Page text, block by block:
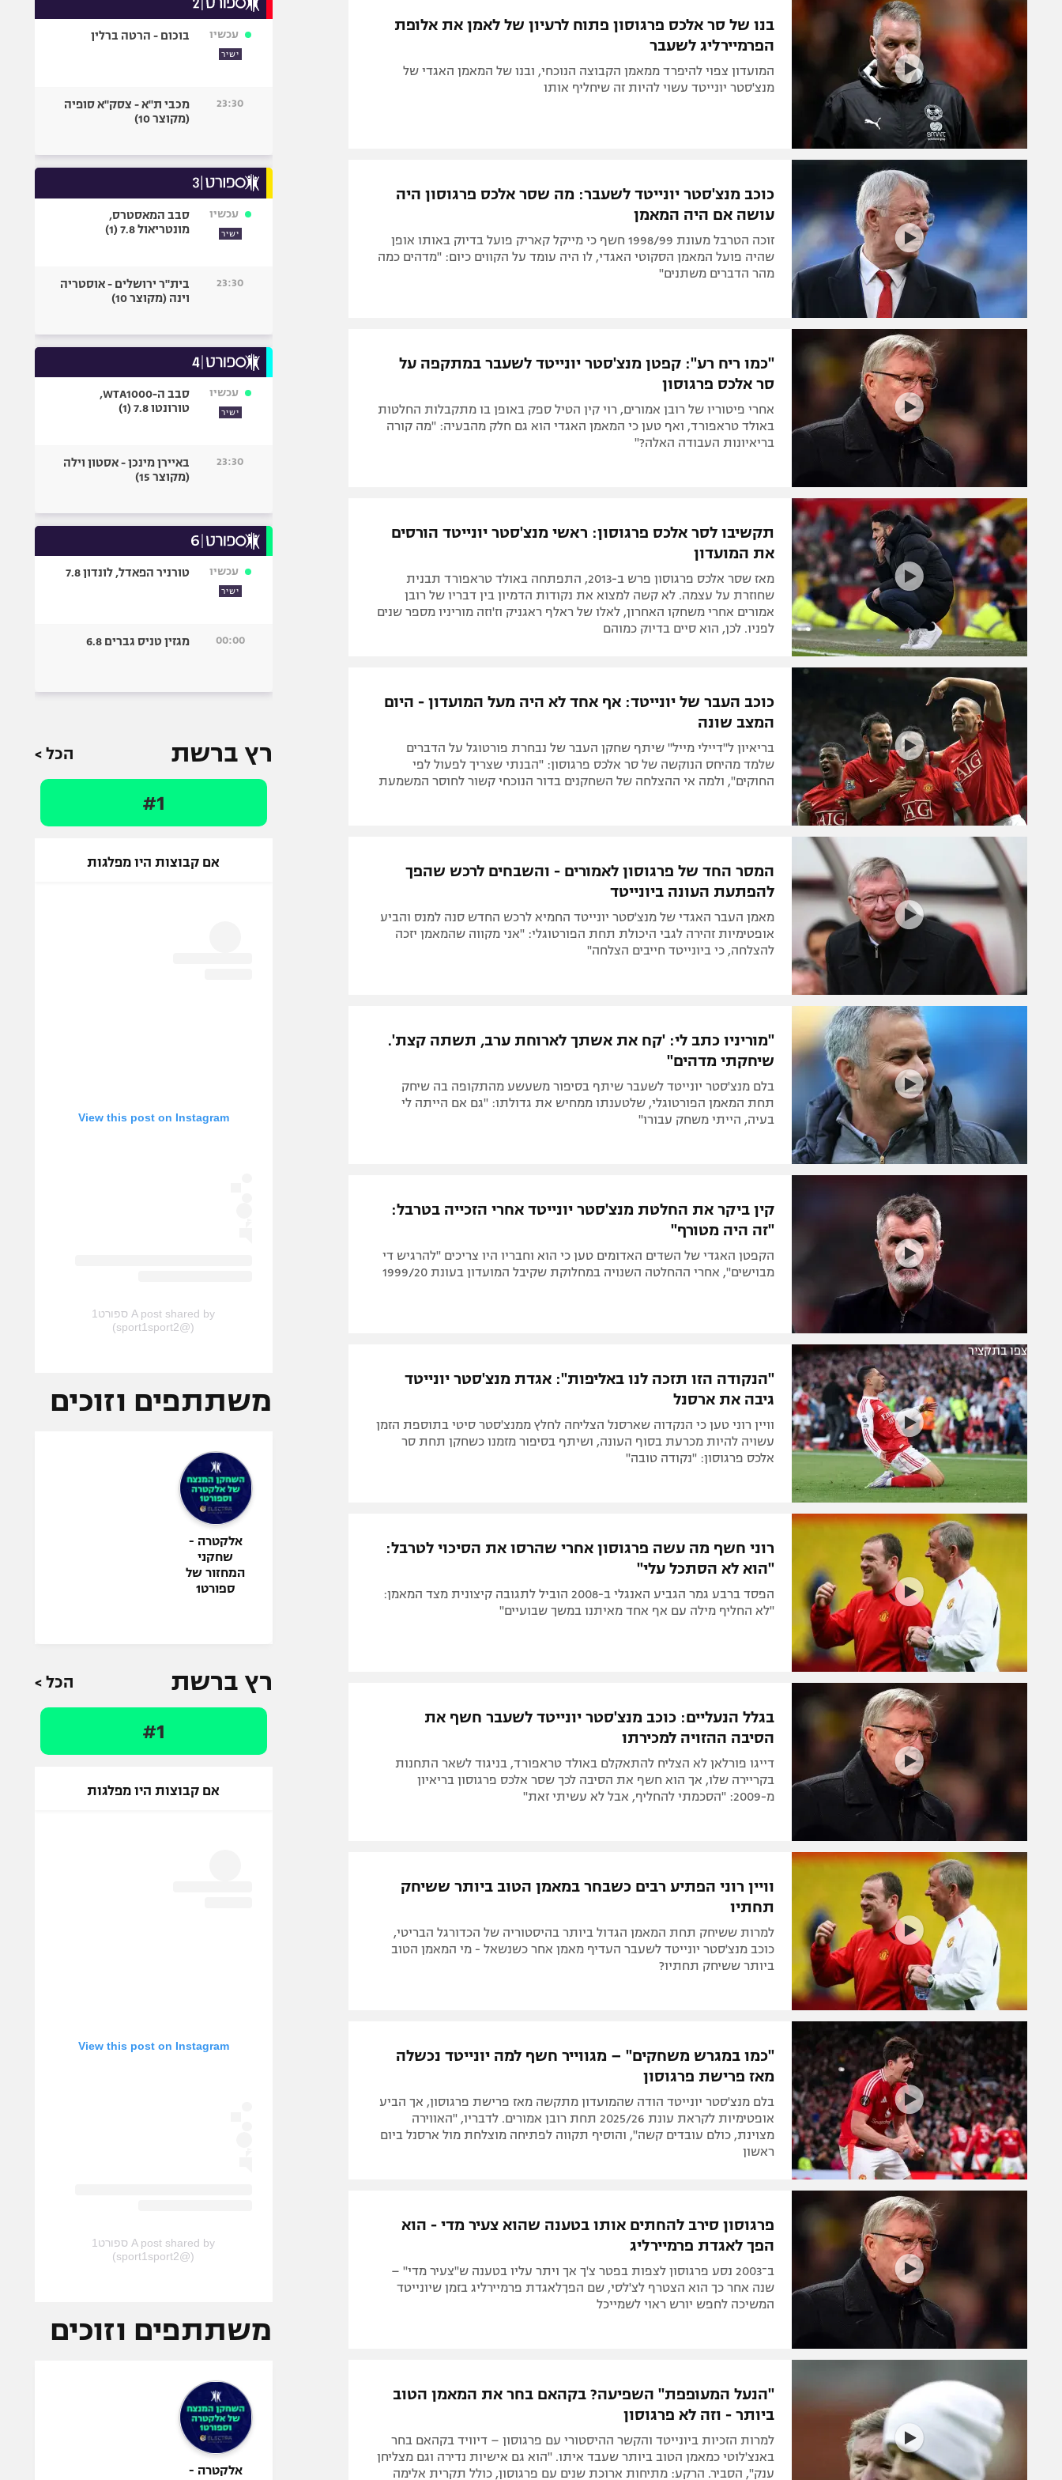
תקנון משתתפים וזוכים בפרסים
תקנון עבור פעילות אלקטרה
תקנון עבור פעילות ספורט 1 – "מרלן"
טניס
גיימינג E-Sports
מדיניות פרטיות
תקנון פעילות ספורט 1
רשיון להקרנה פומבית לבית עסק
הצטרפות לחבילת הערוצים
לוח דרושים – ג'ובנט
תגיות
הפועל חיפה
הפועל באר שבע
מכבי נתניה
ספורט מוטורי
בייסבול MLB
גיימינג E-Sports
בנו של סר אלכס פרגוסון פתוח לרעיון של לאמן את אלופת
הפרמיירליג לשעבר
המועדון צפוי להיפרד ממאמן הקבוצה הנוכחי, ובנו של המאמן האגדי של
מנצ'סטר יונייטד עשוי להיות זה שיחליף אותו
כוכב מנצ'סטר יונייטד לשעבר: מה שסר אלכס פרגוסון היה
עושה אם היה המאמן
זוכה הטרבל מעונת 1998/99 חשף כי מייקל קאריק פועל בדיוק באותו אופן
שהיה פועל המאמן הסקוטי האגדי, לו היה עומד על הקווים כיום: "מדהים כמה
מהר הדברים משתנים"
"כמו ריח רע": קפטן מנצ'סטר יונייטד לשעבר במתקפה על
סר אלכס פרגוסון
אחרי פיטוריו של רובן אמורים, רוי קין הטיל ספק באופן בו מתקבלות החלטות
באולד טראפורד, ואף טען כי המאמן האגדי הוא גם חלק מהבעיה: "מה קורה
בריאיונות העבודה האלה?"
תקשיבו לסר אלכס פרגוסון: ראשי מנצ'סטר יונייטד הורסים
את המועדון
מאז שסר אלכס פרגוסון פרש ב-2013, התפתחה באולד טראפורד תבנית
שחוזרת על עצמה. לא קשה למצוא את נקודות הדמיון בין דבריו של רובן
אמורים אחרי משחקו האחרון, לאלו של ראלף ראגניק וז'וזה מוריניו מספר שנים
לפניו. לכן, הוא סיים בדיוק כמוהם
כוכב העבר של יונייטד: אף אחד לא היה מעל המועדון - היום
המצב שונה
בריאיון ל"דיילי מייל" שיתף שחקן העבר של נבחרת פורטוגל על הדברים
שלמד מהיחס הנוקשה של סר אלכס פרגוסון: "הבנתי שצריך לפעול לפי
החוקים", ולמה אי ההצלחה של השחקנים בדור הנוכחי קשור לחוסר המשמעת
המסר החד של פרגוסון לאמורים - והשבחים לרכש שהפך
להפתעת העונה ביונייטד
מאמן העבר האגדי של מנצ'סטר יונייטד החמיא לרכש החדש סנה למנס והביע
אופטימיות זהירה לגבי היכולת תחת הפורטוגלי: "אני מקווה שהמאמן יזכה
להצלחה, כי ביונייטד חייבים הצלחה"
"מוריניו כתב לי: 'קח את אשתך לארוחת ערב, תשתה קצת'.
שיחקתי מדהים"
בלם מנצ'סטר יונייטד לשעבר שיתף בסיפור משעשע מהתקופה בה שיחק
תחת המאמן הפורטוגלי, שלטענתו ממחיש את גדולתו: "גם אם הייתה לי
בעיה, הייתי משחק עבורו"
קין ביקר את החלטת מנצ'סטר יונייטד אחרי הזכייה בטרבל:
"זה היה מטורף"
הקפטן האגדי של השדים האדומים טען כי הוא וחבריו היו צריכים "להרגיש די
מבוישים", אחרי ההחלטה השנויה במחלוקת שקיבל המועדון בעונת 1999/20
צפו בתקציר
"הנקודה הזו תזכה לנו באליפות": אגדת מנצ'סטר יונייטד
גיבה את ארסנל
וויין רוני טען כי הנקדוה שארסנל הצליחה לחלץ ממנצ'סטר סיטי בתוספת הזמן
עשויה להיות מכרעת בסוף העונה, ושיתף בסיפור מזמנו כשחקן תחת סר
אלכס פרגוסון: "נקודה טובה"
רוני חשף מה עשה פרגוסון אחרי שהרסו את הסיכוי לטרבל:
"הוא לא הסתכל עלי"
הפסד ברבע גמר הגביע האנגלי ב-2008 הוביל לתגובה קיצונית מצד המאמן:
"לא החליף מילה עם אף אחד מאיתנו במשך שבועיים"
בגלל הנעליים: כוכב מנצ'סטר יונייטד לשעבר חשף את
הסיבה ההזויה למכירתו
דייגו פורלאן לא הצליח להתאקלם באולד טראפורד, בניגוד לשאר התחנות
בקריירה שלו, אך הוא חשף את הסיבה לכך שסר אלכס פרגוסון בריאיון
מ-2009: "הסכמתי להחליף, אבל לא עשיתי זאת"
וויין רוני הפתיע רבים כשבחר במאמן הטוב ביותר ששיחק
תחתיו
למרות ששיחק תחת המאמן הגדול ביותר בהיסטוריה של הכדורגל הבריטי,
כוכב מנצ'סטר יונייטד לשעבר העדיף מאמן אחר כשנשאל - מי המאמן הטוב
ביותר ששיחק תחתיו?
"כמו במגרש משחקים" – מגווייר חשף למה יונייטד נכשלה
מאז פרישת פרגוסון
בלם מנצ'סטר יונייטד הודה שהמועדון מתקשה מאז פרישת פרגוסון, אך הביע
אופטימיות לקראת עונת 2025/26 תחת רובן אמורים. לדבריו, "האווירה
מצוינת, כולם עובדים קשה", והוסיף תקווה לפתיחה מוצלחת מול ארסנל ביום
ראשון
פרגוסון סירב להחתים אותו בטענה שהוא צעיר מדי - הוא
הפך לאגדת פרמיירליג
ב־2003 נסע פרגוסון לצפות בפטר צ'ך אך ויתר עליו בטענה ש"צעיר מדי" –
שנה אחר כך הוא הצטרף לצ'לסי, שם הפךלאגדת פרמיירליג בזמן שיונייטד
המשיכה לחפש יורש ראוי לשמייכל
"הנעל המעופפת" השפיעה? בקהאם בחר את המאמן הטוב
ביותר - וזה לא פרגוסון
למרות הזכיות ביונייטד והקשר ההיסטורי עם פרגוסון – דיוויד בקהאם בחר
באנצ'לוטי כמאמן הטוב ביותר שעבד איתו. "הוא גם אישיות נדירה וגם מצליחן
ענק", הסביר. הרקע: מתיחות ארוכת שנים עם פרגוסון, כולל תקרית אלימה
עכשיו
ישיר
בוכום - הרטה ברלין
23:30
מכבי ת"א - צסק"א סופיה
(מקוצר 10)
עכשיו
ישיר
סבב המאסטרס,
מונטריאול 7.8 (1)
23:30
בית"ר ירושלים - אוסטריה
וינה (מקוצר 10)
עכשיו
ישיר
סבב ה-WTA1000,
טורונטו 7.8 (1)
23:30
באיירן מינכן - אסטון וילה
(מקוצר 15)
עכשיו
ישיר
טורניר הפאדל, לונדון 7.8
00:00 מגזין טניס גברים 6.8
רץ ברשת הכל >
#1
אם קבוצות היו מפלגות
View this post on Instagram
A post shared by ספורט1
(@sport1sport2)
משתתפים וזוכים
אלקטרה -
שחקני
המחזור של
ספורט1
רץ ברשת הכל >
#1
אם קבוצות היו מפלגות
View this post on Instagram
A post shared by ספורט1
(@sport1sport2)
משתתפים וזוכים
אלקטרה -